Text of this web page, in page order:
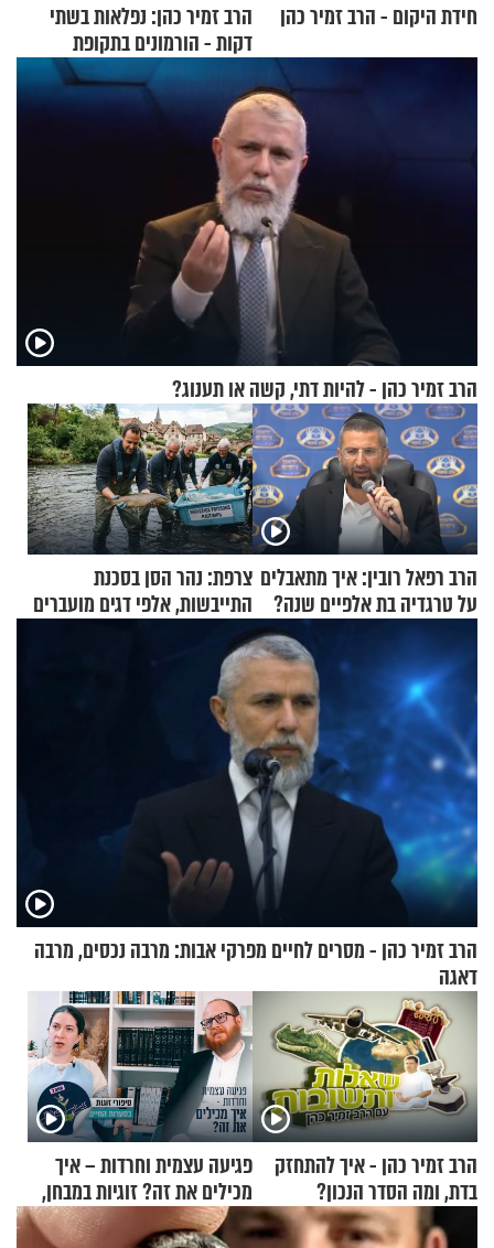
חידת היקום - הרב זמיר כהן
הרב זמיר כהן: נפלאות בשתי
דקות - הורמונים בתקופת
הרב זמיר כהן - להיות דתי, קשה או תענוג?
הרב רפאל רובין: איך מתאבלים
על טרגדיה בת אלפיים שנה?
צרפת: נהר הסן בסכנת
התייבשות, אלפי דגים מועברים
במבצעי חילוץ
הרב זמיר כהן - מסרים לחיים מפרקי אבות: מרבה נכסים, מרבה
דאגה
הרב זמיר כהן - איך להתחזק
בדת, ומה הסדר הנכון?
פגיעה עצמית וחרדות – איך
מכילים את זה? זוגיות במבחן,
הפעם עם יהודית ואלתר כהן